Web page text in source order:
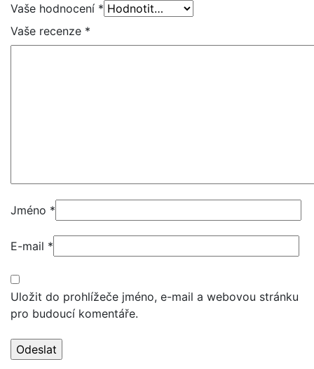
Vaše hodnocení *
Vaše recenze *
Jméno *
E-mail *
Uložit do prohlížeče jméno, e-mail a webovou stránku
pro budoucí komentáře.